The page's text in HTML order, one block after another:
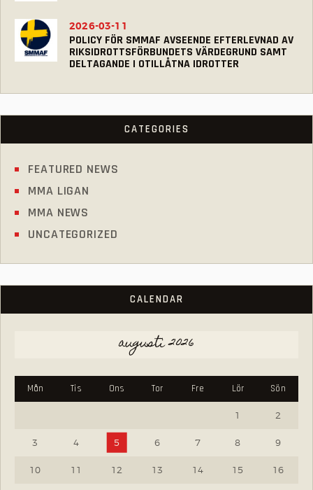
POLICY FÖR SMMAF AVSEENDE EFTERLEVNAD AV
RIKSIDROTTSFÖRBUNDETS VÄRDEGRUND SAMT
DELTAGANDE I OTILLÅTNA IDROTTER
2026-03-11
CATEGORIES
FEATURED NEWS
MMA LIGAN
MMA NEWS
UNCATEGORIZED
CALENDAR
augusti 2026
Mån Tis Ons Tor Fre Lör Sön
1 2
3 4 5 6 7 8 9
10 11 12 13 14 15 16